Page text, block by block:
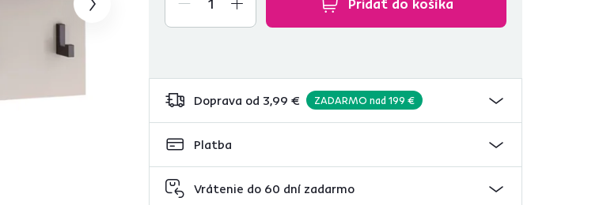
Doprava od 3,99 € ZADARMO nad 199 €
Platba
Vrátenie do 60 dní zadarmo